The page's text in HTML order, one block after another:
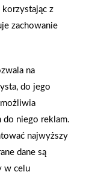
Premium,
wykonany
użytku.
393 394
z
zachowanie
na
do jego
niego reklam.
najwyższy
dane są
w celu